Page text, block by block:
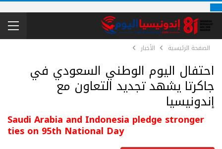
الصفحة الرئيسية الأخبار
احتفال اليوم الوطني السعودي في
جاكرتا يشهد تجديد التعاون مع
إندونيسيا
Saudi Arabia and Indonesia pledge stronger
ties on 95th National Day